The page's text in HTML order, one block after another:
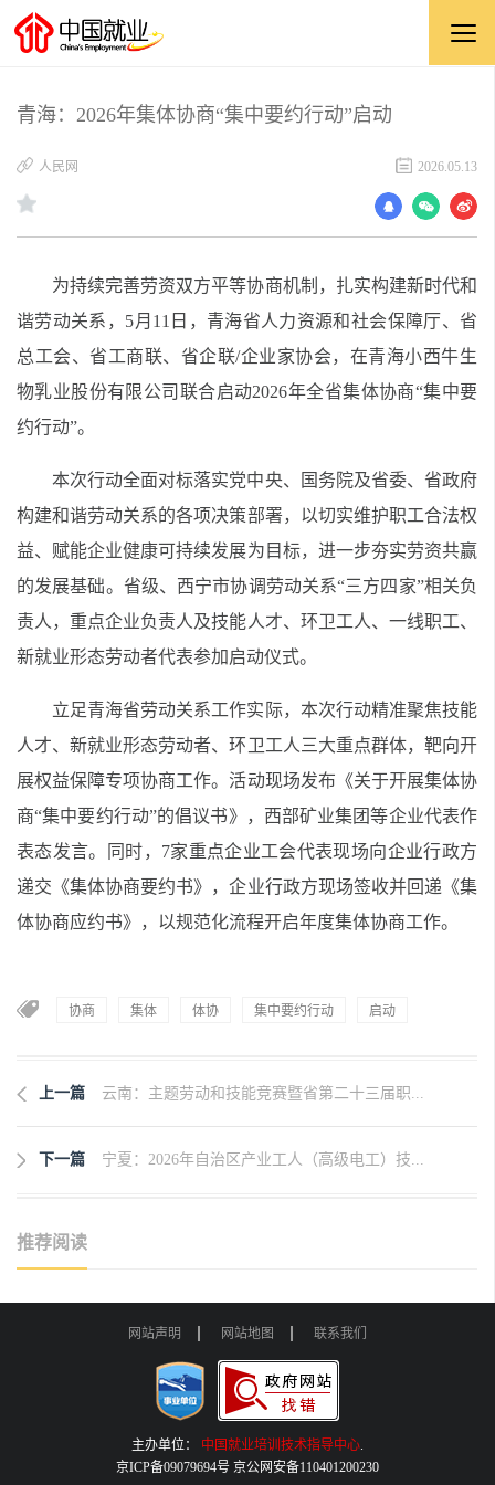
青海：2026年集体协商“集中要约行动”启动
​人民网 2026.05.13
为持续完善劳资双方平等协商机制，扎实构建新时代和
谐劳动关系，5月11日，青海省人力资源和社会保障厅、省
总工会、省工商联、省企联/企业家协会，在青海小西牛生
物乳业股份有限公司联合启动2026年全省集体协商“集中要
约行动”。
本次行动全面对标落实党中央、国务院及省委、省政府
构建和谐劳动关系的各项决策部署，以切实维护职工合法权
益、赋能企业健康可持续发展为目标，进一步夯实劳资共赢
的发展基础。省级、西宁市协调劳动关系“三方四家”相关负
责人，重点企业负责人及技能人才、环卫工人、一线职工、
新就业形态劳动者代表参加启动仪式。
立足青海省劳动关系工作实际，本次行动精准聚焦技能
人才、新就业形态劳动者、环卫工人三大重点群体，靶向开
展权益保障专项协商工作。活动现场发布《关于开展集体协
商“集中要约行动”的倡议书》，西部矿业集团等企业代表作
表态发言。同时，7家重点企业工会代表现场向企业行政方
递交《集体协商要约书》，企业行政方现场签收并回递《集
体协商应约书》，以规范化流程开启年度集体协商工作。
协商 集体 体协 集中要约行动 启动
上一篇 云南：主题劳动和技能竞赛暨省第二十三届职...
下一篇 宁夏：2026年自治区产业工人（高级电工）技...
推荐阅读
网站声明 网站地图 联系我们
主办单位： 中国就业培训技术指导中心.
京ICP备09079694号 京公网安备110401200230